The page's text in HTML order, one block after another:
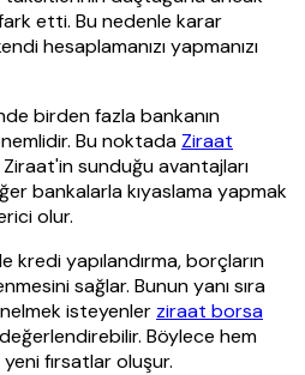
fark etti. Bu nedenle karar
hesaplamanızı yapmanızı
birden fazla bankanın
Bu noktada Ziraat
sunduğu avantajları
bankalarla kıyaslama yapmak
olur.
kredi yapılandırma, borçların
sağlar. Bunun yanı sıra
isteyenler ziraat borsa
Böylece hem
fırsatlar oluşur.